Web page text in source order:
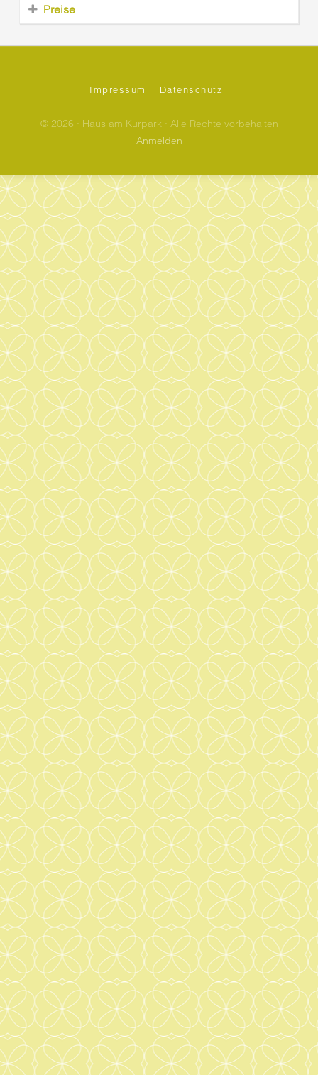
Preise
Impressum | Datenschutz
© 2026 · Haus am Kurpark · Alle Rechte vorbehalten
Anmelden